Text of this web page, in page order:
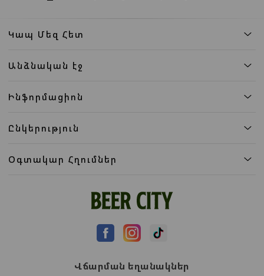
Կապ Մեզ Հետ
Անձնական էջ
Ինֆորմացիոն
Ընկերություն
Օգտակար Հղումներ
Վճարման եղանակներ